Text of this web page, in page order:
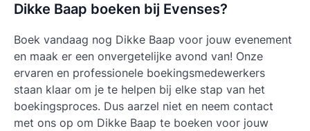
Dikke Baap boeken bij Evenses?
Boek vandaag nog Dikke Baap voor jouw evenement
en maak er een onvergetelijke avond van! Onze
ervaren en professionele boekingsmedewerkers
staan klaar om je te helpen bij elke stap van het
boekingsproces. Dus aarzel niet en neem contact
met ons op om Dikke Baap te boeken voor jouw